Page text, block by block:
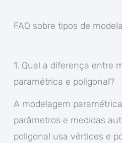
FAQ sobre tipos de
1. Qual a diferença entre
paramétrica e poligonal?
A modelagem
parâmetros e medidas
poligonal usa vértices e